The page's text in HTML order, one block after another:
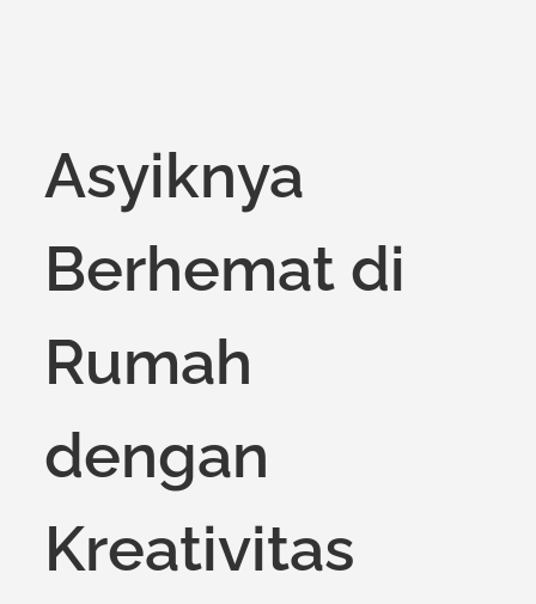
Asyiknya
Berhemat di
Rumah
dengan
Kreativitas